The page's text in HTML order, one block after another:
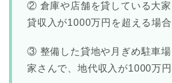
② 倉庫や店舗を貸している大
貸収入が1000万円を超える場合
③ 整備した貸地や月ぎめ駐車
家さんで、地代収入が1000万